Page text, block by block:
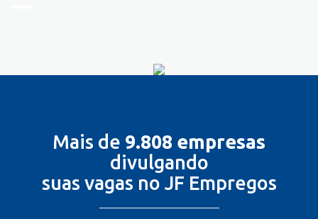
Mais de 9.808 empresas
divulgando
suas vagas no JF Empregos